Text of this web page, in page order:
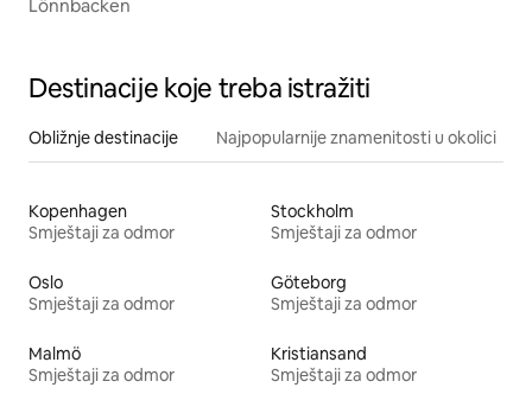
Lönnbacken
Destinacije koje treba istražiti
Obližnje destinacije Najpopularnije znamenitosti u okolici
Kopenhagen
Smještaji za odmor
Stockholm
Smještaji za odmor
Oslo
Smještaji za odmor
Göteborg
Smještaji za odmor
Malmö
Smještaji za odmor
Kristiansand
Smještaji za odmor